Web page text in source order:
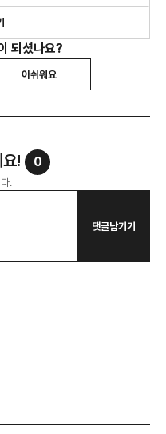
되셨나요?
아쉬워요
! 0
.
댓글남기기